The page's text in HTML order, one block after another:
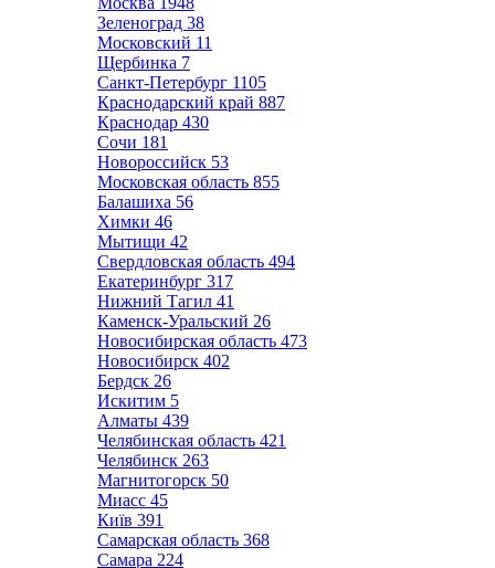
Зеленоград 38
Московский 11
Щербинка 7
Санкт-Петербург 1105
Краснодарский край 887
Краснодар 430
Сочи 181
Новороссийск 53
Московская область 855
Балашиха 56
Химки 46
Мытищи 42
Свердловская область 494
Екатеринбург 317
Нижний Тагил 41
Каменск-Уральский 26
Новосибирская область 473
Новосибирск 402
Бердск 26
Искитим 5
Алматы 439
Челябинская область 421
Челябинск 263
Магнитогорск 50
Миасс 45
Київ 391
Самарская область 368
Самара 224